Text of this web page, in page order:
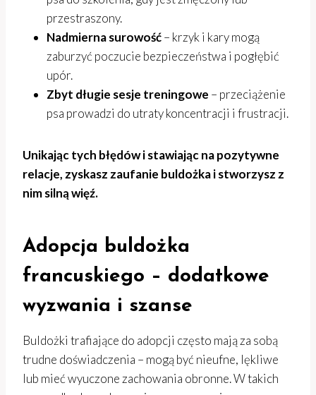
przestraszony.
Nadmierna surowość– krzyk i kary mogą
zaburzyć poczucie bezpieczeństwa i pogłębić
upór.
Zbyt długie sesje treningowe – przeciążenie
psa prowadzi do utraty koncentracji i frustracji.
Unikając tych błędów i stawiając na pozytywne
relacje, zyskasz zaufanie buldożka i stworzysz z
nim silną więź.
Adopcja buldożka
francuskiego – dodatkowe
wyzwania i szanse
Buldożki trafiające do adopcji często mają za sobą
trudne doświadczenia – mogą być nieufne, lękliwe
lub mieć wyuczone zachowania obronne. W takich